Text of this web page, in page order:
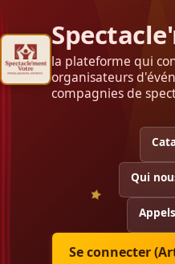
la plateforme qui
organisateurs
compagnies de
Qui
Se connecter